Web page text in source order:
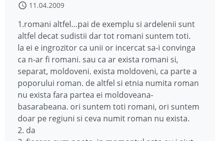
11.04.2009
1.romani altfel…pai de exemplu si ardelenii sunt
altfel decat sudistii dar tot romani suntem toti.
la ei e ingrozitor ca unii or incercat sa-i convinga
ca n-ar fi romani. sau ca ar exista romani si,
separat, moldoveni. exista moldoveni, ca parte a
poporului roman. de altfel si etnia numita roman
nu exista fara partea ei moldoveana-
basarabeana. ori suntem toti romani, ori suntem
doar pe regiuni si ceva numit roman nu exista.
2. da